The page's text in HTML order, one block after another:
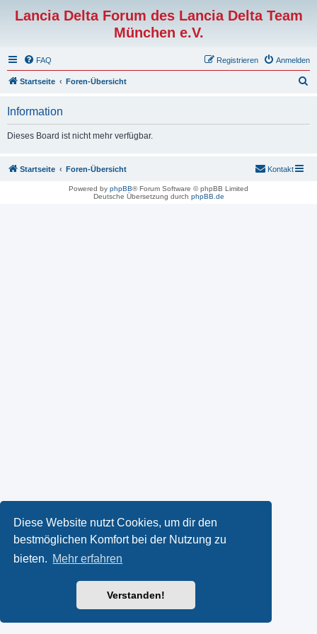
Diese Website nutzt Cookies, um dir den
bestmöglichen Komfort bei der Nutzung zu
bieten. Mehr erfahren
Verstanden!
Lancia Delta Forum des Lancia Delta Team
München e.V.
FAQ Anmelden
Registrieren
Startseite Foren-Übersicht
Information
Dieses Board ist nicht mehr verfügbar.
Startseite Foren-Übersicht Kontakt
Powered by phpBB® Forum Software © phpBB Limited
Deutsche Übersetzung durch phpBB.de